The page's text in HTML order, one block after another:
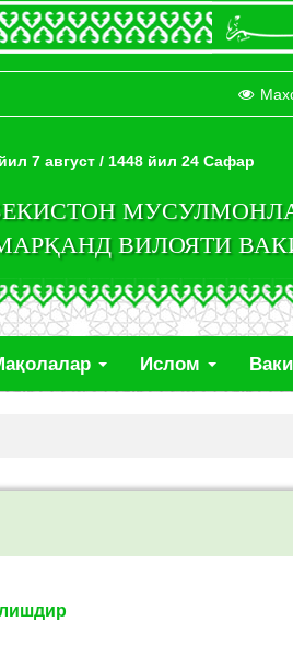
7 август / 1448 йил 24 Сафар
ВИЛОЯТИ
Ислом